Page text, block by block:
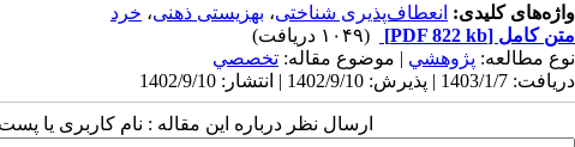
واژه‌های کلیدی: انعطاف‌پذیری شناختی، بهزیستی ذهنی، خرد
متن کامل [PDF 822 kb]
(۱۰۴۹ دریافت)
نوع مطالعه: پژوهشي | موضوع مقاله: تخصصي
دریافت: 1403/1/7 | پذیرش: 1402/9/10 | انتشار: 1402/9/10
ارسال نظر درباره این مقاله : نام کاربری یا